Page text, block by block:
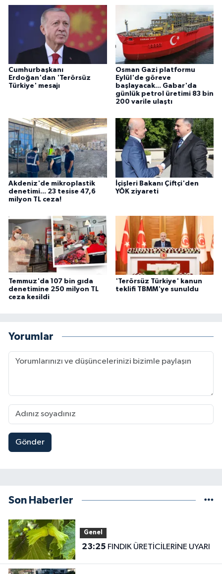
Cumhurbaşkanı
Erdoğan'dan 'Terörsüz
Türkiye' mesajı
Osman Gazi platformu
Eylül'de göreve
başlayacak... Gabar'da
günlük petrol üretimi 83 bin
200 varile ulaştı
Akdeniz'de mikroplastik
denetimi... 23 tesise 47,6
milyon TL ceza!
İçişleri Bakanı Çiftçi'den
YÖK ziyareti
Temmuz'da 107 bin gıda
denetimine 250 milyon TL
ceza kesildi
'Terörsüz Türkiye' kanun
teklifi TBMM'ye sunuldu
Yorumlar
Gönder
Son Haberler
Genel
23:25 FINDIK ÜRETİCİLERİNE UYARI